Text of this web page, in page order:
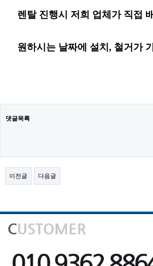
렌탈 진행시 저희 업체가 직접
원하시는 날짜에 설치, 철거가
댓글목록
이전글 다음글